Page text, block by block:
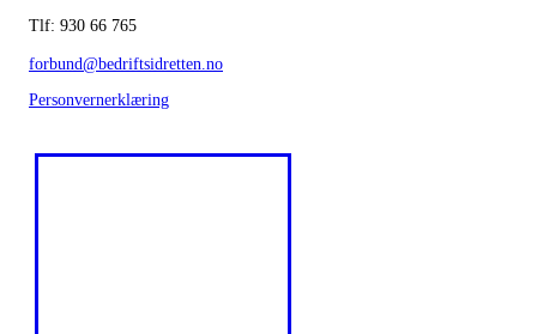
Tlf: 930 66 765
forbund@bedriftsidretten.no
Personvernerklæring